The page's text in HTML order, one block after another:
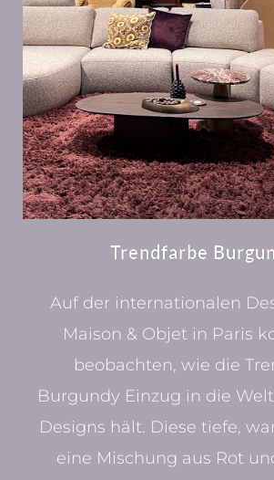
Trendfarbe
Auf der internationalen
Maison & Objet in Paris
beobachten, wie die
Burgundy Einzug in die
Designs hält. Diese tiefe,
eine Mischung aus Rot